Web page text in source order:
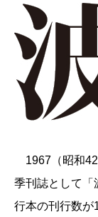
1967（昭和42
季刊誌として「
行本の刊行数が